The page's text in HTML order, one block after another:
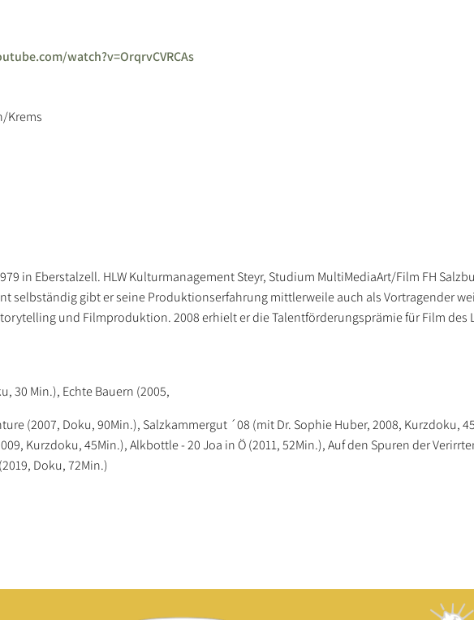
watch?v=OrqrvCVRCAs
Krems
1979 in Eberstalzell. HLW Kulturmanagement Steyr, Studium MultiMediaArt/Film FH
selbständig gibt er seine Produktionserfahrung mittlerweile auch als Vortragender
und Filmproduktion. 2008 erhielt er die Talentförderungsprämie für Film des
30 Min.), Echte Bauern (2005,
(2007, Doku, 90Min.), Salzkammergut ´08 (mit Dr. Sophie Huber, 2008, Kurzdoku,
Kurzdoku, 45Min.), Alkbottle - 20 Joa in Ö (2011, 52Min.), Auf den Spuren der
Doku, 72Min.)